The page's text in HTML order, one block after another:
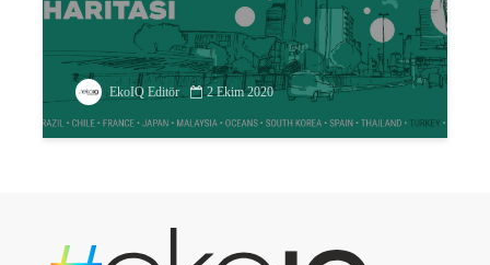
EkoIQ Editör 2 Ekim 2020